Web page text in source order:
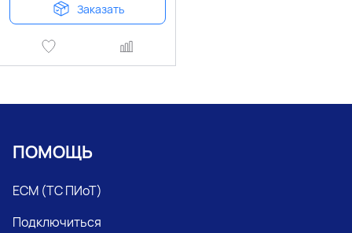
Заказать
ПОМОЩЬ
ЕСМ (ТС ПИоТ)
Подключиться